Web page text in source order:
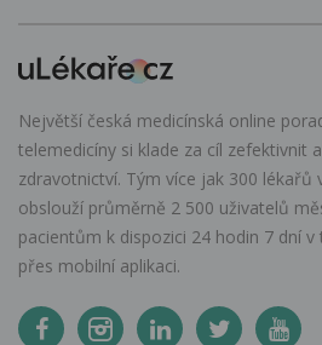
Největší česká medicínská online
telemedicíny si klade za cíl zefektivnit
zdravotnictví. Tým více jak 300 lékařů
obslouží průměrně 2 500 uživatelů
pacientům k dispozici 24 hodin 7 dní
přes mobilní aplikaci.